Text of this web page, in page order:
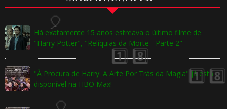
Há exatamente 15 anos estreava o último filme de
"Harry Potter", "Relíquias da Morte - Parte 2"
"À Procura de Harry: A Arte Por Trás da Magia" já está
disponível na HBO Max!